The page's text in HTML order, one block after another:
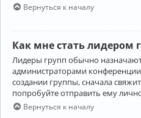
Вернуться к началу
Как мне стать лидером
Лидеры групп обычно
администраторами
создании группы, сначала
попробуйте отправить ему
Вернуться к началу